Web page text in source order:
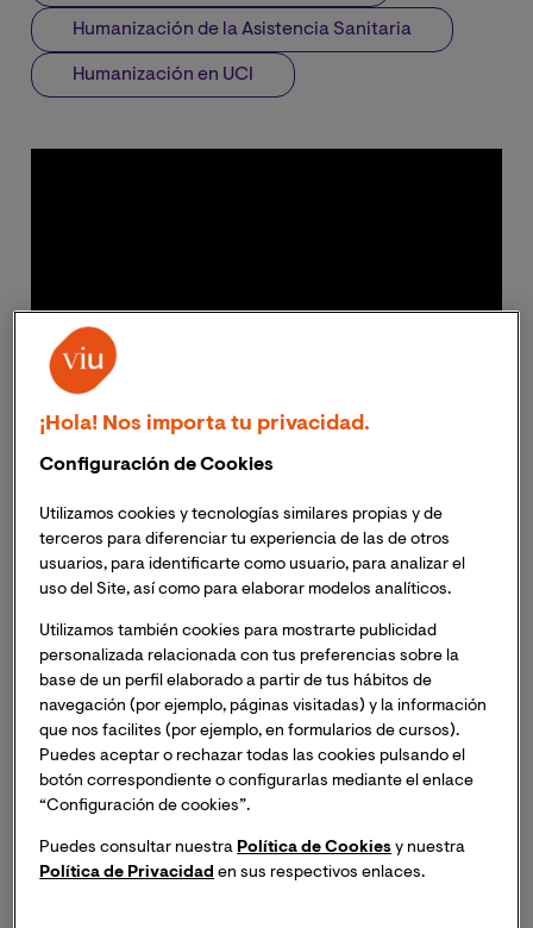
Humanización de la Asistencia Sanitaria
Humanización en UCI
Este 12 de febrero la Cátedra
Valencia, Fundación ASISA y Proyecto HU-CI, da
comienzo a su ciclo de conferencias titulada“Las
¡Hola! Nos importa tu privacidad.
Configuración de Cookies
Utilizamos cookies y tecnologías similares propias y de
terceros para diferenciar tu experiencia de las de otros
usuarios, para identificarte como usuario, para analizar el
uso del Site, así como para elaborar modelos analíticos.
Utilizamos también cookies para mostrarte publicidad
personalizada relacionada con tus preferencias sobre la
base de un perfil elaborado a partir de tus hábitos de
navegación (por ejemplo, páginas visitadas) y la información
que nos facilites (por ejemplo, en formularios de cursos).
Puedes aceptar o rechazar todas las cookies pulsando el
botón correspondiente o configurarlas mediante el enlace
“Configuración de cookies”.
Puedes consultar nuestra Política de Cookies y nuestra
Política de Privacidad en sus respectivos enlaces.